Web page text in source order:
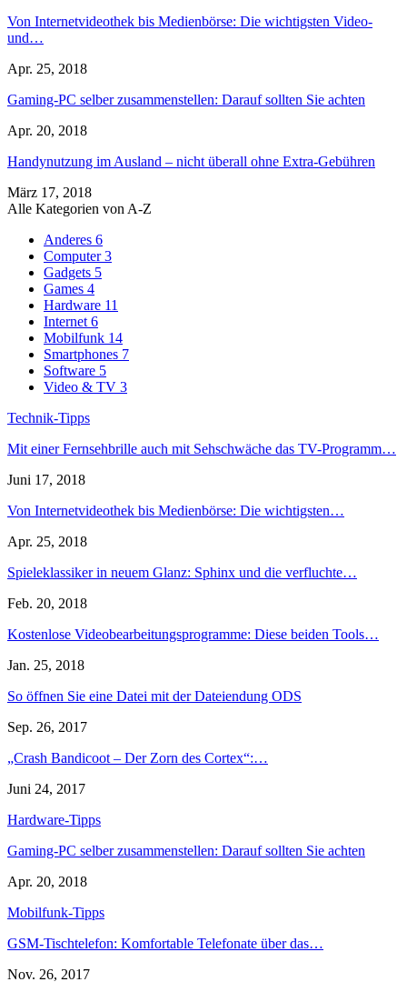
Von Internetvideothek bis Medienbörse: Die wichtigsten Video-
und…
Apr. 25, 2018
Gaming-PC selber zusammenstellen: Darauf sollten Sie achten
Apr. 20, 2018
Handynutzung im Ausland – nicht überall ohne Extra-Gebühren
März 17, 2018
Alle Kategorien von A-Z
Anderes 6
Computer3
Gadgets 5
Games 4
Hardware 11
Internet6
Mobilfunk 14
Smartphones 7
Software 5
Video & TV 3
Technik-Tipps
Mit einer Fernsehbrille auch mit Sehschwäche das TV-Programm…
Juni 17, 2018
Von Internetvideothek bis Medienbörse: Die wichtigsten…
Apr. 25, 2018
Spieleklassiker in neuem Glanz: Sphinx und die verfluchte…
Feb. 20, 2018
Kostenlose Videobearbeitungsprogramme: Diese beiden Tools…
Jan. 25, 2018
So öffnen Sie eine Datei mit der Dateiendung ODS
Sep. 26, 2017
„Crash Bandicoot – Der Zorn des Cortex“:…
Juni 24, 2017
Hardware-Tipps
Gaming-PC selber zusammenstellen: Darauf sollten Sie achten
Apr. 20, 2018
Mobilfunk-Tipps
GSM-Tischtelefon: Komfortable Telefonate über das…
Nov. 26, 2017